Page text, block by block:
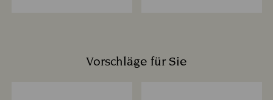
Vorschläge für Sie